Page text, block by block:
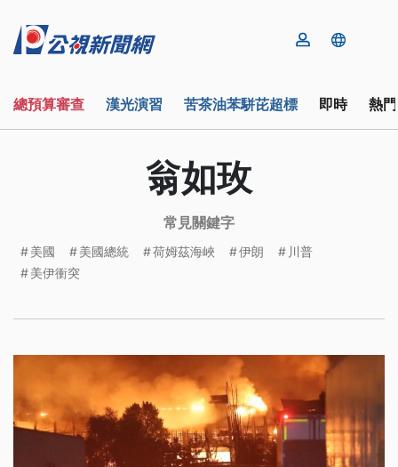
總預算審查 漢光演習 苦茶油苯駢芘超標 即時 熱
翁如玫
常見關鍵字
美國 美國總統 荷姆茲海峽 伊朗
川普
美伊衝突